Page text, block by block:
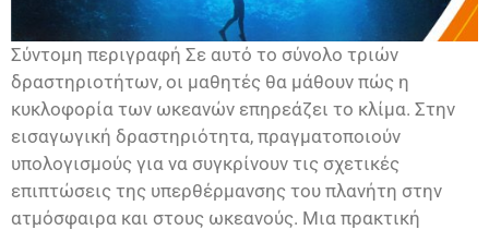
Σύντομη περιγραφή Σε αυτό το σύνολο τριών
δραστηριοτήτων, οι μαθητές θα μάθουν πώς η
κυκλοφορία των ωκεανών επηρεάζει το κλίμα. Στην
εισαγωγική δραστηριότητα, πραγματοποιούν
υπολογισμούς για να συγκρίνουν τις σχετικές
επιπτώσεις της υπερθέρμανσης του πλανήτη στην
ατμόσφαιρα και στους ωκεανούς. Μια πρακτική